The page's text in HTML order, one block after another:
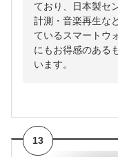
ており、日本製セ
計測・音楽再生な
ているスマートウ
にもお得感のある
います。
13